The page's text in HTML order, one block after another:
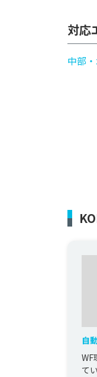
対応
中部
自
明
WF
て